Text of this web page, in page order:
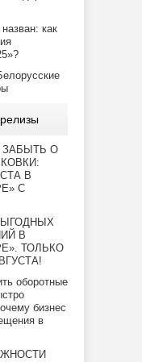
как
ЗАБЫТЬ О
В
С
В
ТОЛЬКО
оборотные
бизнес
в